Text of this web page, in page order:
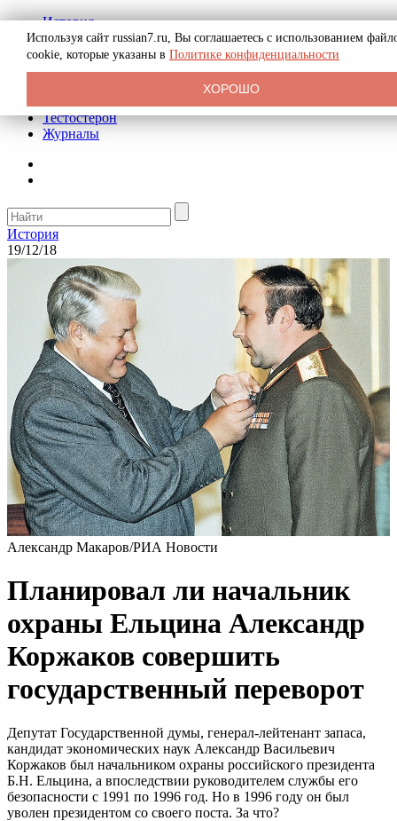
История
Биография
Криминал
Реклама на сайте
Тестостерон
Журналы
История
19/12/18
Александр Макаров/РИА Новости
Планировал ли начальник
охраны Ельцина Александр
Коржаков совершить
государственный переворот
Депутат Государственной думы, генерал-лейтенант запаса,
кандидат экономических наук Александр Васильевич
Коржаков был начальником охраны российского президента
Б.Н. Ельцина, а впоследствии руководителем службы его
безопасности с 1991 по 1996 год. Но в 1996 году он был
уволен президентом со своего поста. За что?
Используя сайт russian7.ru, Вы соглашаетесь с использованием
cookie, которые указаны в Политике конфиденциальности
ХОРОШО